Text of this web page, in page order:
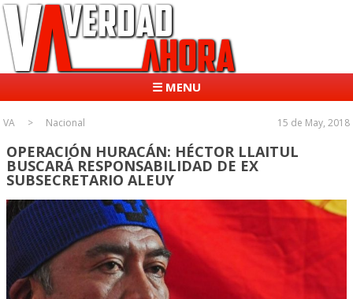
☰ MENU
VA Nacional 15 de May, 2018
OPERACIÓN HURACÁN: HÉCTOR LLAITUL
BUSCARÁ RESPONSABILIDAD DE EX
SUBSECRETARIO ALEUY